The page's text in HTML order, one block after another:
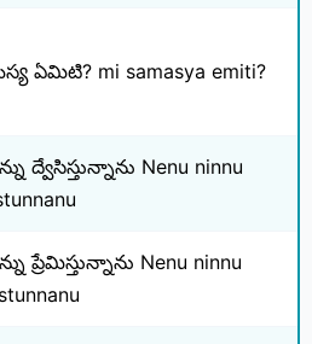
ఏమిటి? mi samasya emiti?
ద్వేసిస్తున్నాను Nenu ninnu
ప్రేమిస్తున్నాను Nenu ninnu